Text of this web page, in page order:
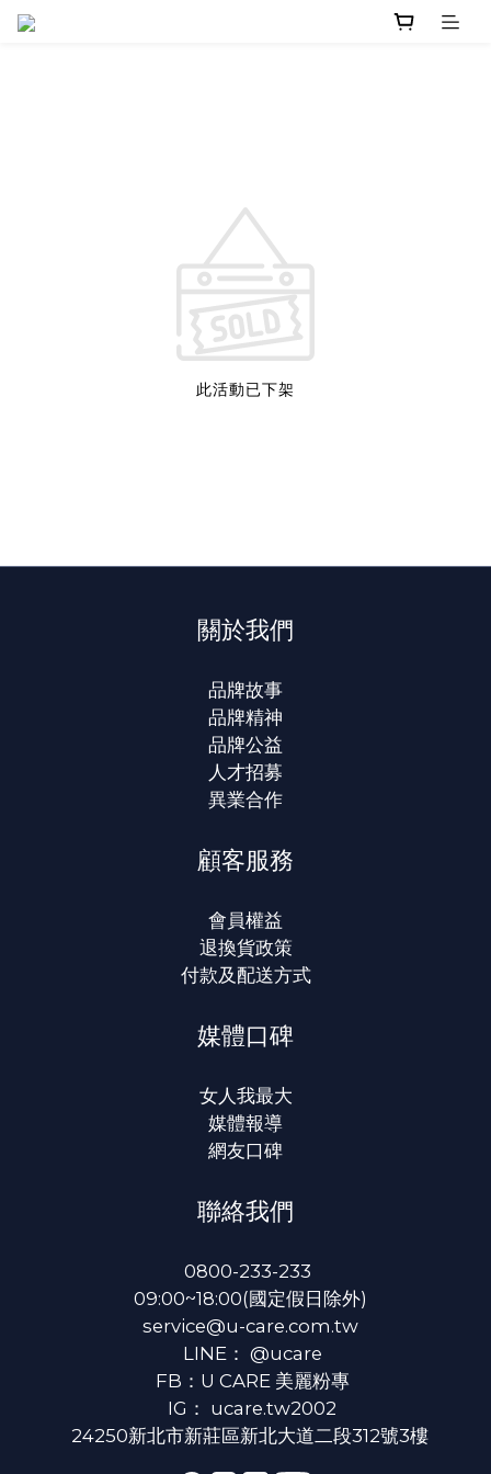
此活動已下架
關於我們
品牌故事
品牌精神
品牌公益
人才招募
異業合作
顧客服務
會員權益
退換貨政策
付款及配送方式
媒體口碑
女人我最大
媒體報導
網友口碑
聯絡我們
0800-233-233
09:00~18:00(國定假日除外)
service@u-care.com.tw
LINE： @ucare
FB： U CARE 美麗粉專
IG： ucare.tw2002
24250新北市新莊區新北大道二段312號3樓